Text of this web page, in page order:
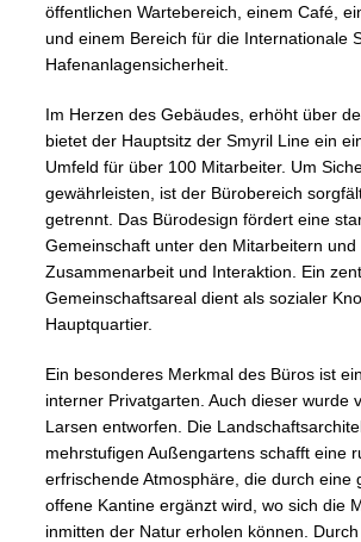
öffentlichen Wartebereich, einem Café,
und einem Bereich für die Internationale
Hafenanlagensicherheit.
Im Herzen des Gebäudes, erhöht über
bietet der Hauptsitz der Smyril Line ein
Umfeld für über 100 Mitarbeiter. Um
gewährleisten, ist der Bürobereich
getrennt. Das Bürodesign fördert eine
Gemeinschaft unter den Mitarbeitern und
Zusammenarbeit und Interaktion. Ein
Gemeinschaftsareal dient als sozialer
Hauptquartier.
Ein besonderes Merkmal des Büros ist
interner Privatgarten. Auch dieser wurde
Larsen entworfen. Die
mehrstufigen Außengartens schafft eine
erfrischende Atmosphäre, die durch eine
offene Kantine ergänzt wird, wo sich die
inmitten der Natur erholen können.